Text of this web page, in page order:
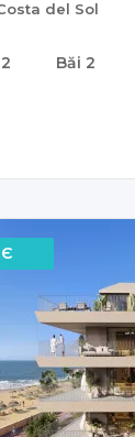
del Sol
2 Băi 2